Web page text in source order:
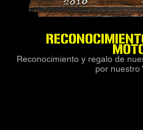
Reconocimiento y regalo de
por nuestro